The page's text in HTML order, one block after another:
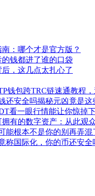
：哪个才是官方版？
钱都进了谁的口袋
，这几点太扎心了
钱包跨TRC链速通教程
还安全吗揭秘元凶竟是这
看一眼行情能让你惊掉
拥有的数字资产：从此观
能根本不是你的别再弄混
称国际化，你的币还安全